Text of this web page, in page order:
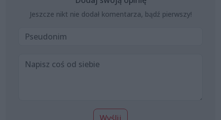
Jeszcze nikt nie dodał komentarza, bądź pierwszy!